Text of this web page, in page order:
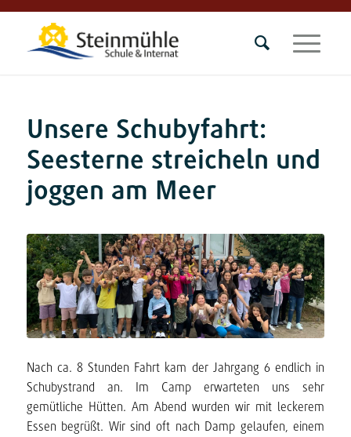
Unsere Schubyfahrt:
Seesterne streicheln und
joggen am Meer
Nach ca. 8 Stunden Fahrt kam der Jahrgang 6 endlich in
Schubystrand an. Im Camp erwarteten uns sehr
gemütliche Hütten. Am Abend wurden wir mit leckerem
Essen begrüßt. Wir sind oft nach Damp gelaufen, einem